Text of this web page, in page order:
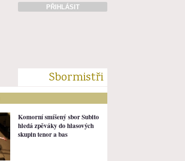
PŘIHLÁSIT
Sbormistři
Komorní smíšený sbor Subito
hledá zpěváky do hlasových
skupin tenor a bas